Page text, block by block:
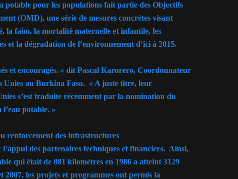
potable pour les populations fait partie des Objectifs
(OMD), une série de mesures concrètes visant
la faim, la mortalité maternelle et infantile, les
et la dégradation de l’environnement d’ici à 2015.
et encouragés. » dit Pascal Karorero, Coordonnateur
Unies au Burkina Faso. « A juste titre, leur
s’est traduite récemment par la nomination du
potable. »
renforcement des infrastructures
l’appui des partenaires techniques et financiers. Ainsi,
qui était de 881 kilomètres en 1986 a atteint 3129
2007, les projets et programmes ont permis la